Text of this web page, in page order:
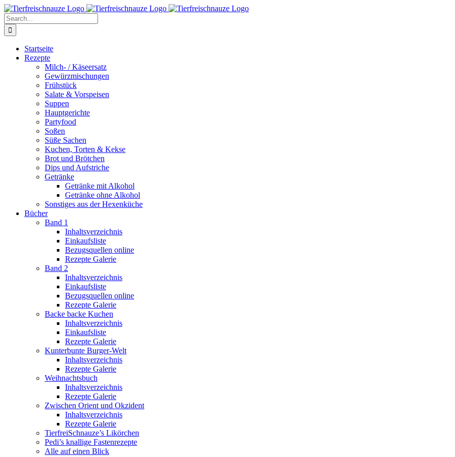
Skip
to
content
Facebook
YouTube
X
Pinterest
Instagram
Search
for:
Startseite
Rezepte
Milch- / Käseersatz
Gewürzmischungen
Frühstück
Salate & Vorspeisen
Suppen
Hauptgerichte
Partyfood
Soßen
Süße Sachen
Kuchen, Torten & Kekse
Brot und Brötchen
Dips und Aufstriche
Getränke
Getränke mit Alkohol
Getränke ohne Alkohol
Sonstiges aus der Hexenküche
Bücher
Band 1
Inhaltsverzeichnis
Einkaufsliste
Bezugsquellen online
Rezepte Galerie
Band 2
Inhaltsverzeichnis
Einkaufsliste
Bezugsquellen online
Rezepte Galerie
Backe backe Kuchen
Inhaltsverzeichnis
Einkaufsliste
Rezepte Galerie
Kunterbunte Burger-Welt
Inhaltsverzeichnis
Rezepte Galerie
Weihnachtsbuch
Inhaltsverzeichnis
Rezepte Galerie
Zwischen Orient und Okzident
Inhaltsverzeichnis
Rezepte Galerie
TierfreiSchnauze’s Likörchen
Pedi’s knallige Fastenrezepte
Alle auf einen Blick